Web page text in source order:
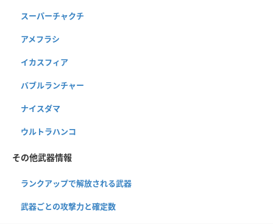
スーパーチャクチ
アメフラシ
イカスフィア
バブルランチャー
ナイスダマ
ウルトラハンコ
その他武器情報
ランクアップで解放される武器
武器ごとの攻撃力と確定数